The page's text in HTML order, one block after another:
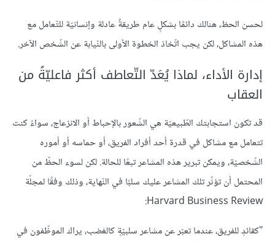
لحسن الحظ، هنالك دائمًا بشكلٍ عام طريقةٌ عادلة وإنسانيّة للتّعامل مع
هذه المشاكل، لكن يجب اتّخاذ الخطوة الأولى بالنّيابة عن الشّخص الآخر.
إدارة الأداء، لماذا يُعَدّ التّعاطف أكثر فاعليّةً من
العقاب
قد تكون استجابتك الطّبيعيّة هي الشّعور بالإحباط أو الانزعاج، سواءً كنت
تتعامل مع مشاكل في قدرة أحد أفراد الفريق، أو حماسه أو أموره
الشّخصيّة، ويمكن تبرير هذه المشاعر تبعًا للحالة. لكن لسوء الحظّ من
المحتمل أن تؤثّر تلك المشاعر عليك سلبًا في النّهاية، وذلك وفقًا لمجلّة
Harvard Business Review:
"كقائدٍ للفريق، عندما تعبّر عن مشاعر سلبيّةٍ كالغضب، يراك الموظّفون في